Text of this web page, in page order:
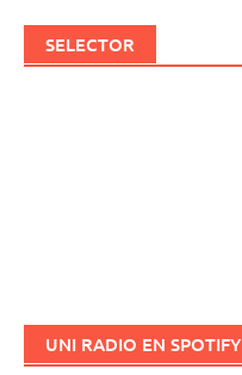
SELECTOR
UNI RADIO EN SPOTIFY